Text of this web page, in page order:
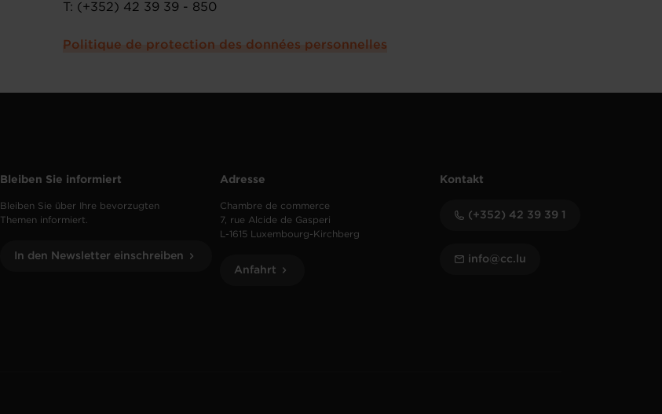
T: (+352) 42 39 39 - 850
Politique de protection des données personnelles
Bleiben Sie informiert
Bleiben Sie über Ihre bevorzugten
Themen informiert.
In den Newsletter einschreiben
Adresse
Chambre de commerce
7, rue Alcide de Gasperi
L-1615 Luxembourg-Kirchberg
Anfahrt
Kontakt
(+352) 42 39 39 1
info@cc.lu